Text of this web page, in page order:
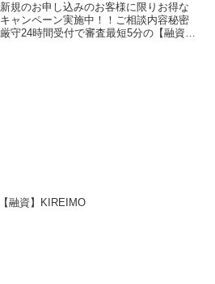
新規のお申し込みのお客様に限りお得な
キャンペーン実施中！！ご相談内容秘密
厳守24時間受付で審査最短5分の【融資】
【融資】KIREIMO